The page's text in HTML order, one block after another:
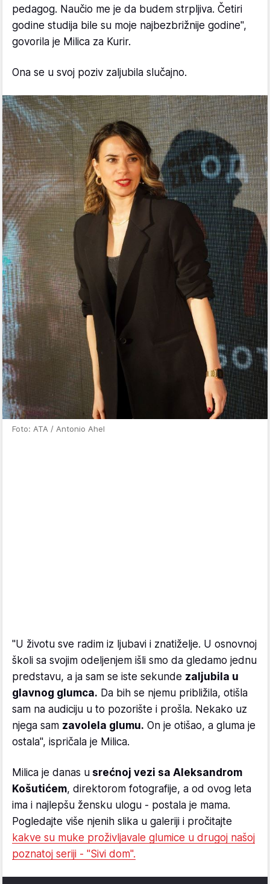
pedagog. Naučio me je da budem strpljiva. Četiri
godine studija bile su moje najbezbrižnije godine",
govorila je Milica za Kurir.
Ona se u svoj poziv zaljubila slučajno.
Foto: ATA / Antonio Ahel
"U životu sve radim iz ljubavi i znatiželje. U osnovnoj
školi sa svojim odeljenjem išli smo da gledamo jednu
predstavu, a ja sam se iste sekunde zaljubila u
glavnog glumca. Da bih se njemu približila, otišla
sam na audiciju u to pozorište i prošla. Nekako uz
njega sam zavolela glumu. On je otišao, a gluma je
ostala", ispričala je Milica.
Milica je danas u srećnoj vezi sa Aleksandrom
Košutićem, direktorom fotografije, a od ovog leta
ima i najlepšu žensku ulogu - postala je mama.
Pogledajte više njenih slika u galeriji i pročitajte
kakve su muke proživljavale glumice u drugoj našoj
poznatoj seriji - "Sivi dom".